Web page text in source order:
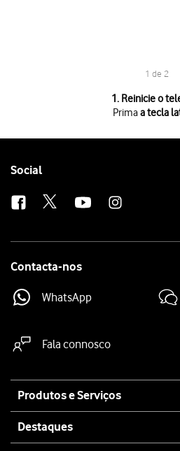
1 de 2
1. Reinicie o
Primaa tecla
Simultaneamente primaa parte
Follow
Social
Contacta-nos
WhatsApp
Fala connosco
map
Produtos e Serviços
Destaques